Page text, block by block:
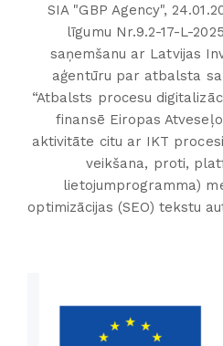
SIA "GBP Agency",
līgumu Nr.9.2-17-L-
saņemšanu ar Latvijas
aģentūru par atbalsta
“Atbalsts procesu
finansē Eiropas
aktivitāte citu ar IKT
veikšana, proti,
lietojumprogramma)
optimizācijas (SEO) tekstu